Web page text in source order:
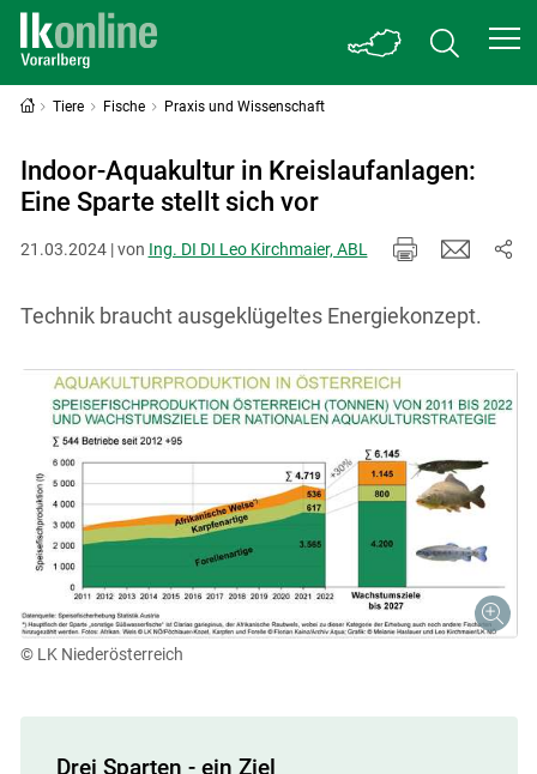
Tiere Fische Praxis und Wissenschaft
Indoor-Aquakultur in Kreislaufanlagen:
Eine Sparte stellt sich vor
21.03.2024 | von Ing. DI DI Leo Kirchmaier, ABL
Technik braucht ausgeklügeltes Energiekonzept.
© LK Niederösterreich
Drei Sparten - ein Ziel